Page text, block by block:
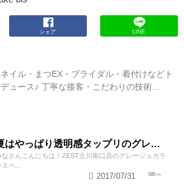
シェア LINE
イル・まつEX・ブライダル・着付けなどト
ュース♪ 丁寧な接客・こだわりの技術...
夏はやっぱり透明感タップリのグレージュカラーで！！
なさんこんにちは！ZEST立川南口店のグレージュカラ
スペ...
585
2017/07/31